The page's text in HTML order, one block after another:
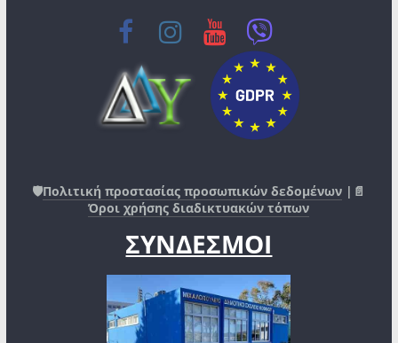
🛡️Πολιτική προστασίας προσωπικών δεδομένων |📄
Όροι χρήσης διαδικτυακών τόπων
ΣΥΝΔΕΣΜΟΙ